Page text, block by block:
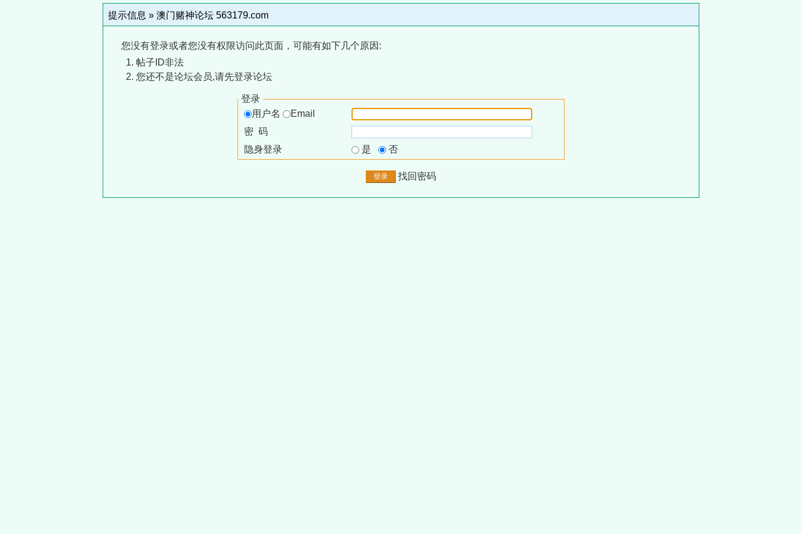
提示信息 » 澳门赌神论坛 563179.com
您没有登录或者您没有权限访问此页面，可能有如下几个原因:
帖子ID非法
您还不是论坛会员,请先登录论坛
登录
用户名
Email
密 码
隐身登录
是 否
找回密码